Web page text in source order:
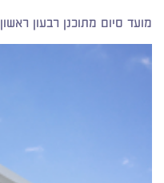
מועד סיום מתוכנן רבעון ראשון 2024.